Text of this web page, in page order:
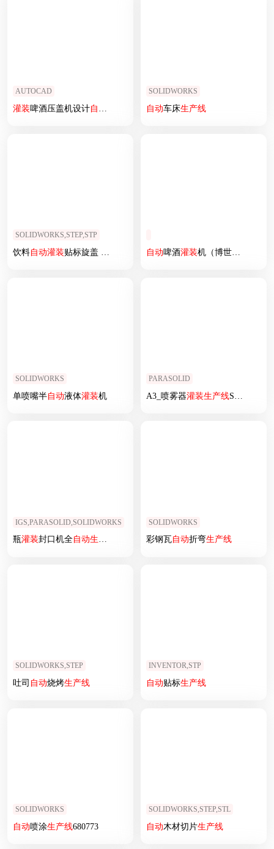
AUTOCAD
灌装啤酒压盖机设计自动 化啤酒饮料灌装压盖机设计
SOLIDWORKS
自动车床生产线
SOLIDWORKS,STEP,STP
饮料自动灌装贴标旋盖 1664624 自动啤酒灌装机（博世费斯托）
SOLIDWORKS
单喷嘴半自动液体灌装机
PARASOLID
A3_喷雾器灌装生产线SW2016（）
IGS,PARASOLID,SOLIDWORKS
瓶灌装封口机全自动生产线 3d图纸三维模型 瓶灌装封口机3d图纸
SOLIDWORKS
彩钢瓦自动折弯生产线
SOLIDWORKS,STEP
吐司 自动烧烤生产线
INVENTOR,STP
自动贴标生产线
SOLIDWORKS
自动喷涂生产线680773
SOLIDWORKS,STEP,STL
自动木材切片生产线